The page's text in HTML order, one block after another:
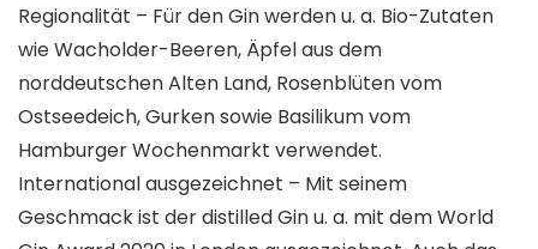
Regionalität – Für den Gin werden u. a. Bio-Zutaten
wie Wacholder-Beeren, Äpfel aus dem
norddeutschen Alten Land, Rosenblüten vom
Ostseedeich, Gurken sowie Basilikum vom
Hamburger Wochenmarkt verwendet.
International ausgezeichnet – Mit seinem
Geschmack ist der distilled Gin u. a. mit dem World